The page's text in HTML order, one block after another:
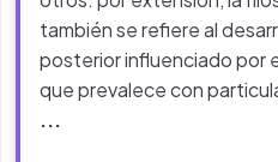
también se refiere al
posterior influenciado por
que prevalece con
...